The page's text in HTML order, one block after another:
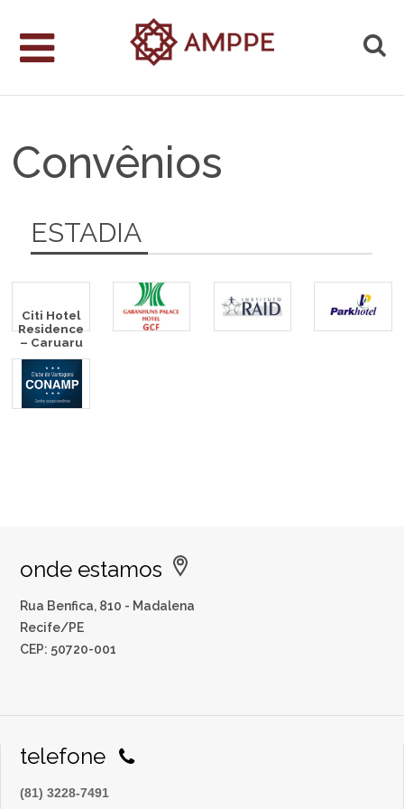
Convênios
ESTADIA
Citi Hotel
Residence
– Caruaru
onde estamos
Rua Benfica, 810 - Madalena
Recife/PE
CEP: 50720-001
telefone
(81) 3228-7491